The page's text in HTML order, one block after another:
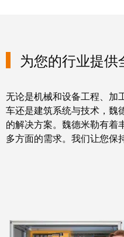
动
化
器
软
件
印
新
联
系
人
戮
为您的行业提供
无论是机械和设备工程、加
车还是建筑系统与技术，魏
的解决方案。魏德米勒有着
多方面的需求。我们让您保